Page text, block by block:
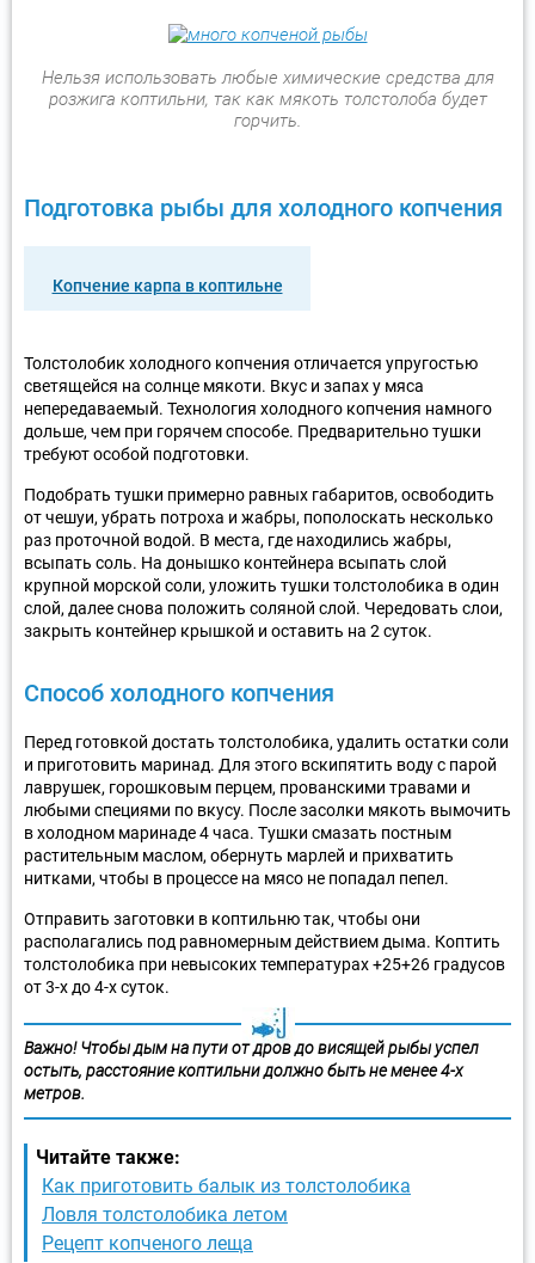
Нельзя использовать любые химические средства для
розжига коптильни, так как мякоть толстолоба будет
горчить.
Подготовка рыбы для холодного копчения
Копчение карпа в коптильне
Толстолобик холодного копчения отличается упругостью
светящейся на солнце мякоти. Вкус и запах у мяса
непередаваемый. Технология холодного копчения намного
дольше, чем при горячем способе. Предварительно тушки
требуют особой подготовки.
Подобрать тушки примерно равных габаритов, освободить
от чешуи, убрать потроха и жабры, пополоскать несколько
раз проточной водой. В места, где находились жабры,
всыпать соль. На донышко контейнера всыпать слой
крупной морской соли, уложить тушки толстолобика в один
слой, далее снова положить соляной слой. Чередовать слои,
закрыть контейнер крышкой и оставить на 2 суток.
Способ холодного копчения
Перед готовкой достать толстолобика, удалить остатки соли
и приготовить маринад. Для этого вскипятить воду с парой
лаврушек, горошковым перцем, прованскими травами и
любыми специями по вкусу. После засолки мякоть вымочить
в холодном маринаде 4 часа. Тушки смазать постным
растительным маслом, обернуть марлей и прихватить
нитками, чтобы в процессе на мясо не попадал пепел.
Отправить заготовки в коптильню так, чтобы они
располагались под равномерным действием дыма. Коптить
толстолобика при невысоких температурах +25+26 градусов
от 3-х до 4-х суток.
Важно!Чтобы дым на пути от дров до висящей рыбы успел
остыть, расстояние коптильни должно быть не менее 4-х
метров.
Читайте также:
Как приготовить балык из толстолобика
Ловля толстолобика летом
Рецепт копченого леща